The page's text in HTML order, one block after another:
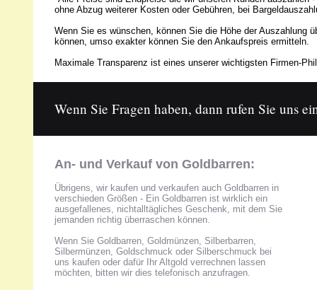
ohne Abzug weiterer Kosten oder Gebühren, bei
Wenn Sie es wünschen, können Sie die Höhe der Auszahlung
können, umso exakter können Sie den Ankaufspreis ermitteln.
Maximale Transparenz ist eines unserer wichtigsten Firmen-
Wenn Sie Fragen haben, dann rufen Sie uns
An- und Verkauf von Goldbarren:
Übrigens, wir kaufen und verkaufen auch Goldbarren in
verschieden Größen - Ein Goldbarren ist wirklich ein
ausgefallenes, nichtalltägliches Geschenk, mit dem Sie
jemanden richtig überraschen können.
Wenn Sie Goldbarren, Goldmünzen, Silberbarren,
Silbermünzen, Goldschmuck oder Silberschmuck bei
uns kaufen oder dafür Ihr Altgold verrechnen lassen
möchten, bitten wir dies telefonisch anzufragen.